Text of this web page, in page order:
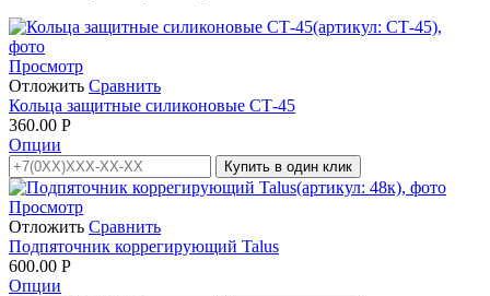
Просмотр
Отложить Сравнить
Кольца защитные силиконовые СТ-45
360.00 Р
Опции
Купить в один клик
Просмотр
Отложить Сравнить
Подпяточник коррегирующий Talus
600.00 Р
Опции